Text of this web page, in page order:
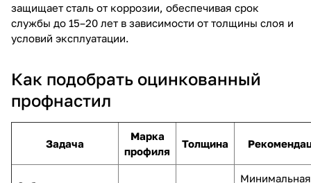
защищает сталь от коррозии, обеспечивая срок
службы до 15–20 лет в зависимости от толщины слоя и
условий эксплуатации.
Как подобрать оцинкованный
профнастил
Задача
Марка
профиля
Толщина
Минимальная